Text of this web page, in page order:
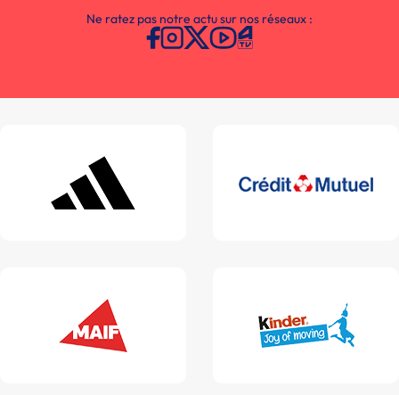
Ne ratez pas notre actu sur nos réseaux :